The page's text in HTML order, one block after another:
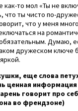
как-то мол «Ты не
ты чисто по-
что у меня
на
Думаю,
дружеском ключе
еще слова
ценная
говорит про
во френдзоне)